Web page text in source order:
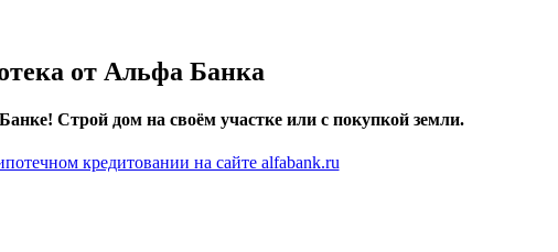
от Альфа Банка
Строй дом на своём участке или с покупкой земли.
кредитовании на сайте alfabank.ru